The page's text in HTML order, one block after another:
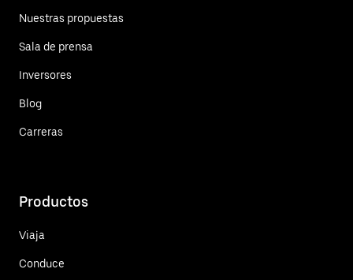
Nuestras propuestas
Sala de prensa
Inversores
Blog
Carreras
Productos
Viaja
Conduce